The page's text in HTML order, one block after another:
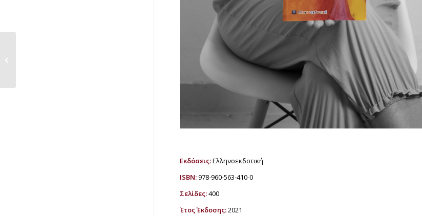
Εκδόσεις:Ελληνοεκδοτική
ISBN:978-960-563-410-0
Σελίδες:400
Έτος Έκδοσης:2021